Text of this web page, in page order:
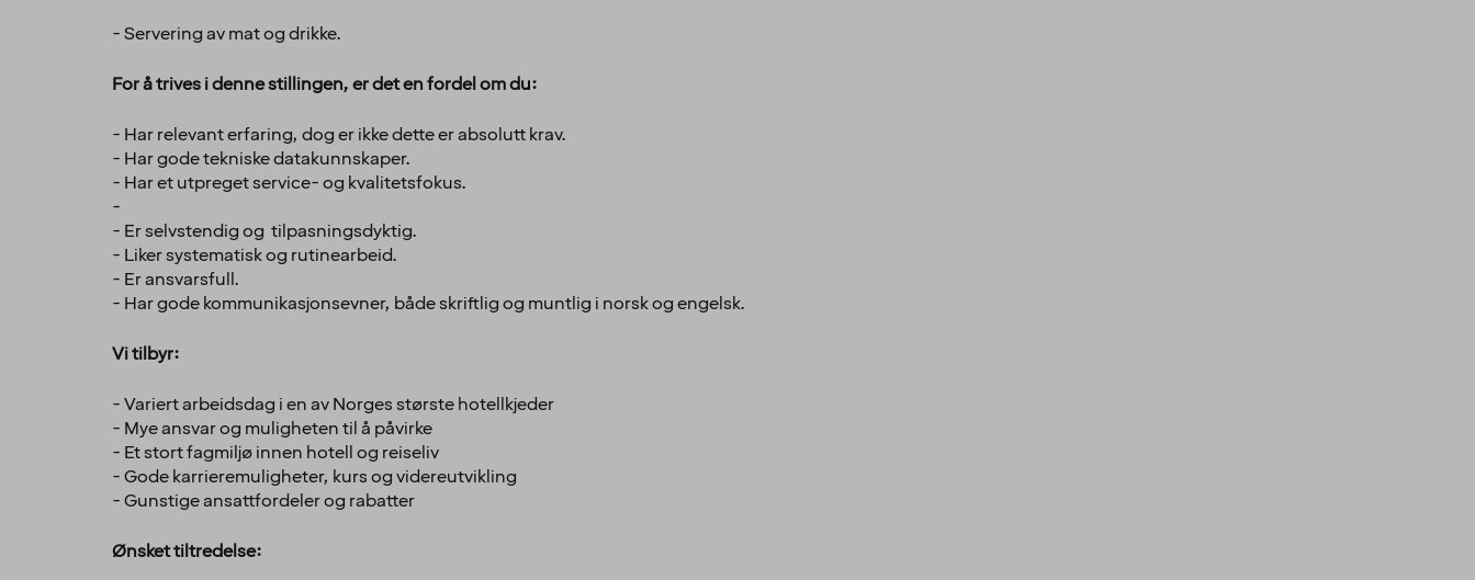
- Servering av mat og drikke.
For å trives i denne stillingen, er det en fordel om du:
- Har relevant erfaring, dog er ikke dette er absolutt krav.
- Har gode tekniske datakunnskaper.
- Har et utpreget service- og kvalitetsfokus.
-
- Er selvstendig og tilpasningsdyktig.
- Liker systematisk og rutinearbeid.
- Er ansvarsfull.
- Har gode kommunikasjonsevner, både skriftlig og muntlig i norsk og engelsk.
Vi tilbyr:
- Variert arbeidsdag i en av Norges største hotellkjeder
- Mye ansvar og muligheten til å påvirke
- Et stort fagmiljø innen hotell og reiseliv
- Gode karrieremuligheter, kurs og videreutvikling
- Gunstige ansattfordeler og rabatter
Ønsket tiltredelse: